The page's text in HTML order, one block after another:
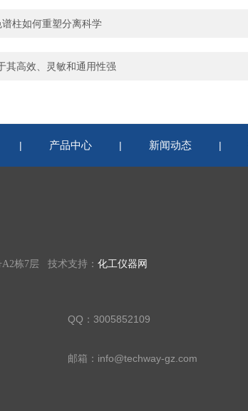
柱如何重塑分离科学
其高效、灵敏和通用性强
| 产品中心 | 新闻动态 |
栋7层 技术支持： 化工仪器网
QQ：3005852109
邮箱：info@techway-gz.com